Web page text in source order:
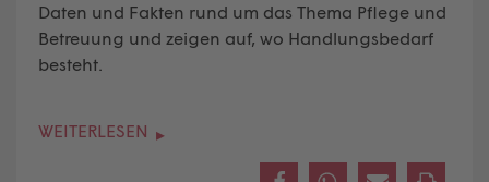
Daten und Fakten rund um das Thema Pflege und
Betreuung und zeigen auf, wo Handlungsbedarf
besteht.
WEITERLESEN